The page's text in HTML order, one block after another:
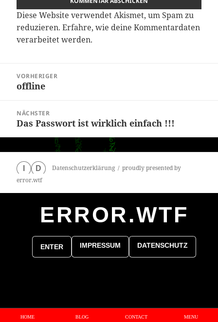
Diese Website verwendet Akismet, um Spam zu
reduzieren.Erfahre, wie deine Kommentardaten
verarbeitet werden.
VORHERIGER
Vorheriger
offline
NÄCHSTER
Nächster
Beitrag:
Das Passwort ist wirklich einfach !!!
D Datenschutzerklärung
proudly presented by
error.wtf
ERROR.WTF
ENTER IMPRESSUM DATENSCHUTZ
HOME BLOG CONTACT MENU